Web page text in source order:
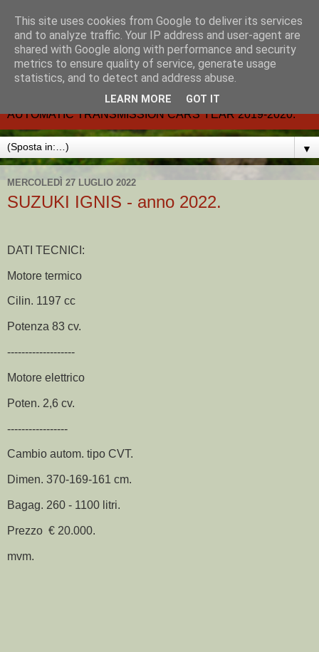
CARMATIC-®-All about
automatic cars.
Dal 2002- email.-marcvent@inwind.it.- NEW BOOK-
AUTOMATIC TRANSMISSION CARS YEAR 2019-2020.
▼
MERCOLEDÌ 27 LUGLIO 2022
SUZUKI IGNIS - anno 2022.
DATI TECNICI:
Motore termico
Cilin. 1197 cc
Potenza 83 cv.
-------------------
Motore elettrico
Poten. 2,6 cv.
-----------------
Cambio autom. tipo CVT.
Dimen. 370-169-161 cm.
Bagag. 260 - 1100 litri.
Prezzo € 20.000.
mvm.
This site uses cookies from Google to deliver its services
and to analyze traffic. Your IP address and user-agent are
shared with Google along with performance and security
metrics to ensure quality of service, generate usage
statistics, and to detect and address abuse.
LEARN MORE GOT IT